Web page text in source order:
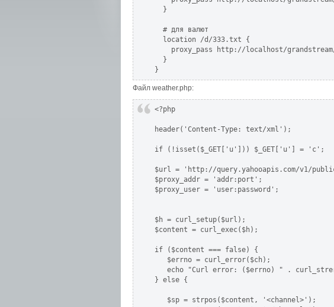
  }
  # для валют
  location /d/333.txt {
proxy_pass http://localhost/
  }
}
Файл weather.php:
<?php
header('Content-Type: text/xml');
if (!isset($_GET['u'])) $_GET['u'] = 'c';
$url = 'http://query.yahooapis.com/v1/public/
$proxy_addr = 'addr:port';
$proxy_user = 'user:password';
$h = curl_setup($url);
$content = curl_exec($h);
if ($content === false) {
   $errno = curl_error($ch);
echo "Curl error: ($errno) " .
} else {
   $sp = strpos($content, '<channel>');